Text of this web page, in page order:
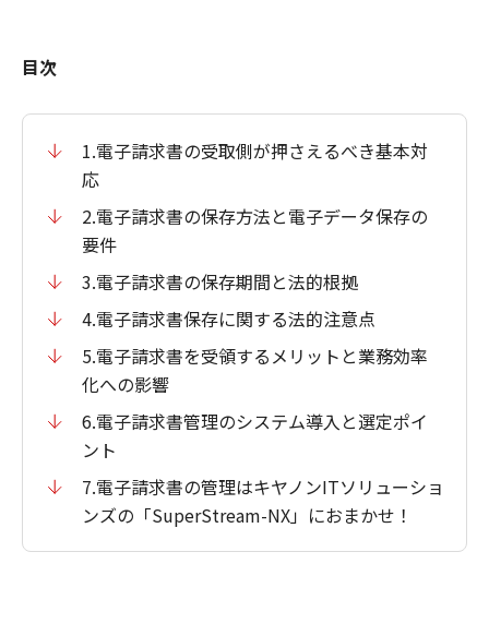
目次
1.電子請求書の受取側が押さえるべき基本対
応
2.電子請求書の保存方法と電子データ保存の
要件
3.電子請求書の保存期間と法的根拠
4.電子請求書保存に関する法的注意点
5.電子請求書を受領するメリットと業務効率
化への影響
6.電子請求書管理のシステム導入と選定ポイ
ント
7.電子請求書の管理はキヤノンITソリューショ
ンズの「SuperStream-NX」におまかせ！